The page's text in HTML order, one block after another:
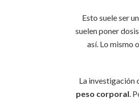
Esto suele ser
suelen poner
así. Lo mismo
La investigación
peso corporal .